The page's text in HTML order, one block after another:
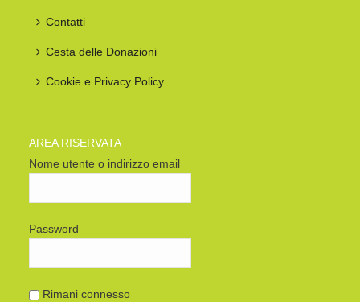
Contatti
Cesta delle Donazioni
Cookie e Privacy Policy
AREA RISERVATA
Nome utente o indirizzo email
Password
Rimani connesso